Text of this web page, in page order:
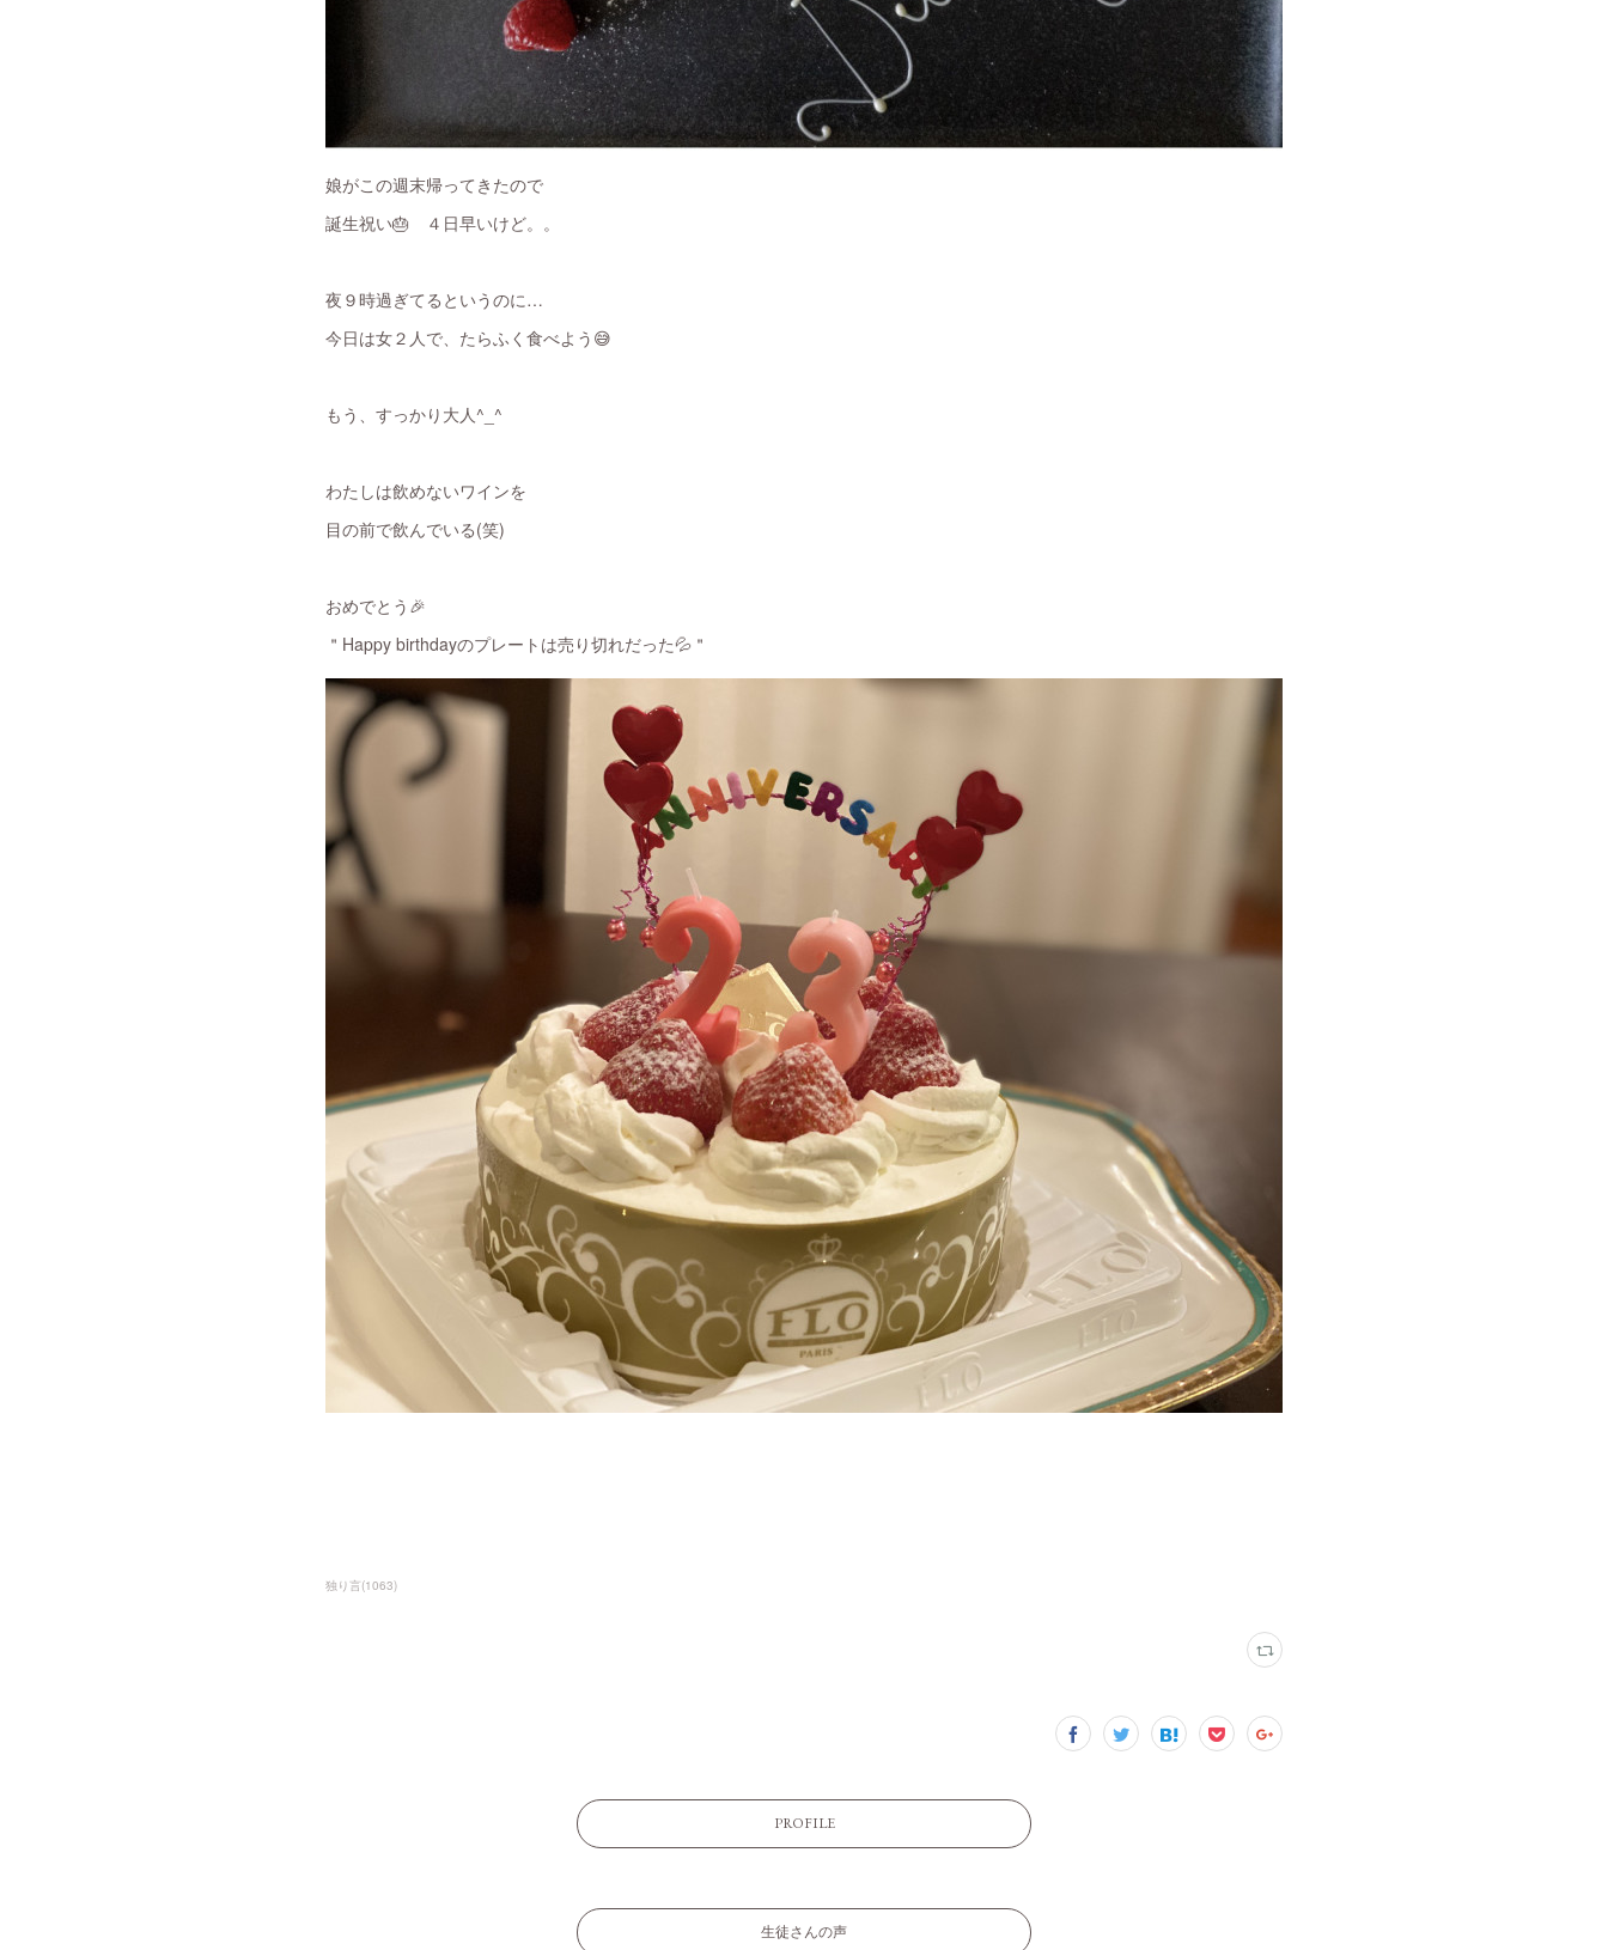
娘がこの週末帰ってきたので
誕生祝い🎂 ４日早いけど。。
夜９時過ぎてるというのに…
今日は女２人で、たらふく食べよう😅
もう、すっかり大人^_^
わたしは飲めないワインを
目の前で飲んでいる(笑)
おめでとう🎉
＂Happy birthdayのプレートは売り切れだった💦＂
独り言(1063)
PROFILE
生徒さんの声